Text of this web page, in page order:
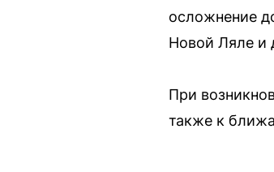
осложнение
Новой Ляле и
При
также к